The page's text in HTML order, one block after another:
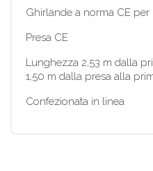
Ghirlande a norma CE per
Presa CE
Lunghezza 2,53 m dalla
1,50 m dalla presa alla
Confezionata in linea